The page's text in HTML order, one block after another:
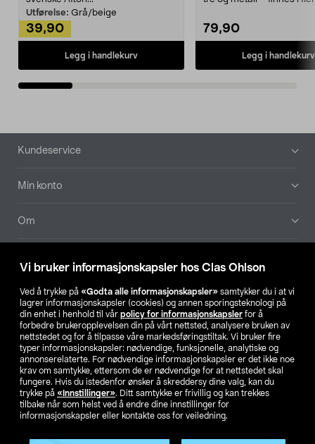
Vi bruker informasjonskapsler hos Clas Ohlson
Ved å trykke på «Godta alle informasjonskapsler» samtykker du i at vi
lagrer informasjonskapsler (cookies) og annen sporingsteknologi på
din enhet i henhold til vår policy for informasjonskapsler for å
forbedre brukeropplevelsen din på vårt nettsted, analysere bruken av
nettstedet og for å tilpasse våre markedsføringstiltak. Vi bruker fire
typer informasjonskapsler: nødvendige, funksjonelle, analytiske og
annonserelaterte. For nødvendige informasjonskapsler er det ikke noe
krav om samtykke, ettersom de er nødvendige for at nettstedet skal
fungere. Hvis du istedenfor ønsker å skreddersy dine valg, kan du
trykke på «Innstillinger». Ditt samtykke er frivillig og kan trekkes
tilbake når som helst ved å endre dine innstillinger for
informasjonskapsler eller kontakte oss for veiledning.
Utførelse: Grå/beige
39,90
Legg i handlekurv
79,90
Legg i handlekurv
Bunntekst
Kundeservice
Min konto
Om
Våre selskaper
Finn din butikk
SE NO FI